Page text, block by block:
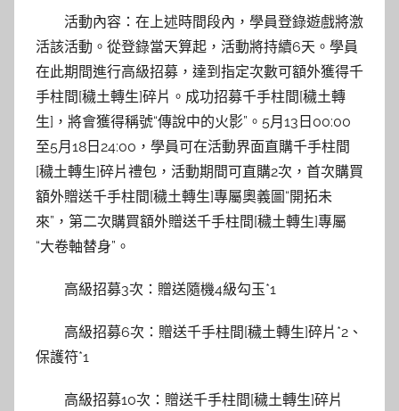
活動內容：在上述時間段內，學員登錄遊戲將激
活該活動。從登錄當天算起，活動將持續6天。學員
在此期間進行高級招募，達到指定次數可額外獲得千
手柱間[穢土轉生]碎片。成功招募千手柱間[穢土轉
生]，將會獲得稱號“傳說中的火影”。5月13日00:00
至5月18日24:00，學員可在活動界面直購千手柱間
[穢土轉生]碎片禮包，活動期間可直購2次，首次購買
額外贈送千手柱間[穢土轉生]專屬奧義圖“開拓未
來”，第二次購買額外贈送千手柱間[穢土轉生]專屬
“大卷軸替身”。
高級招募3次：贈送隨機4級勾玉*1
高級招募6次：贈送千手柱間[穢土轉生]碎片*2、
保護符*1
高級招募10次：贈送千手柱間[穢土轉生]碎片